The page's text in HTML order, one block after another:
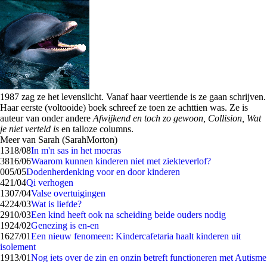
1987 zag ze het levenslicht. Vanaf haar veertiende is ze gaan schrijven.
Haar eerste (voltooide) boek schreef ze toen ze achttien was. Ze is
auteur van onder andere Afwijkend en toch zo gewoon, Collision, Wat
je niet verteld is en talloze columns.
Meer van Sarah (SarahMorton)
1318/08In m'n sas in het moeras
3816/06Waarom kunnen kinderen niet met ziekteverlof?
005/05Dodenherdenking voor en door kinderen
421/04Qi verhogen
1307/04Valse overtuigingen
4224/03Wat is liefde?
2910/03Een kind heeft ook na scheiding beide ouders nodig
1924/02Genezing is en-en
1627/01Een nieuw fenomeen: Kindercafetaria haalt kinderen uit
isolement
1913/01Nog iets over de zin en onzin betreft functioneren met Autisme